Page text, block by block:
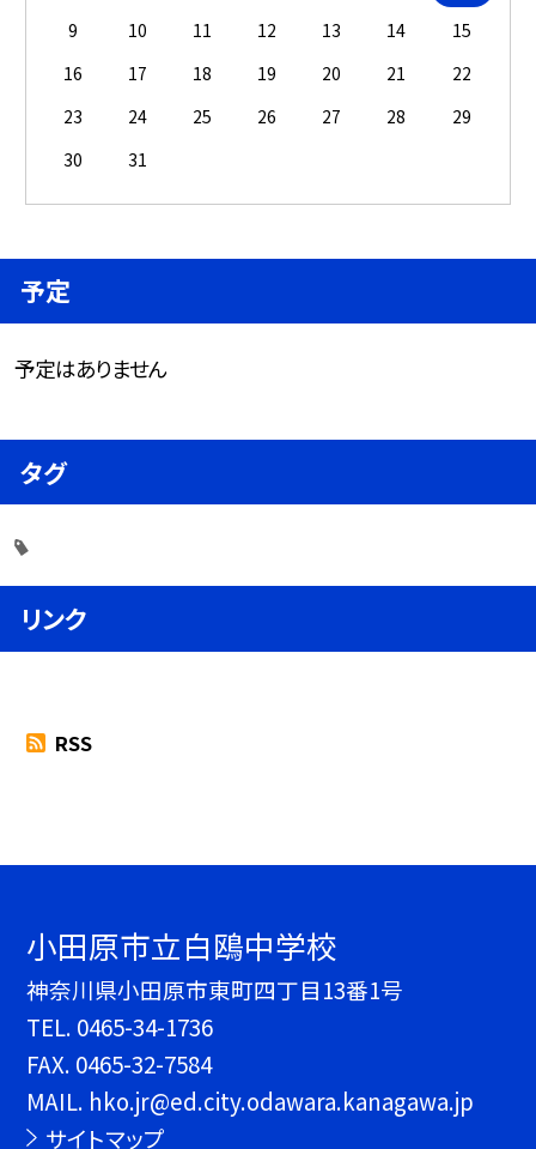
9
10 11 12 13 14
15
16
17 18 19 20 21
22
23
24 25 26 27 28
29
30
31
予定
予定はありません
タグ
リンク
RSS
小田原市立白鴎中学校
神奈川県小田原市東町四丁目13番1号
TEL. 0465-34-1736
FAX. 0465-32-7584
MAIL. hko.jr@ed.city.odawara.kanagawa.jp
サイトマップ